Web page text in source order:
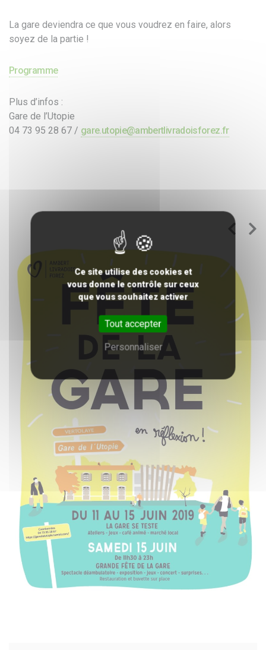
La gare deviendra ce que vous voudrez en faire, alors
soyez de la partie !
Programme
Plus d’infos :
Gare de l’Utopie
04 73 95 28 67 / gare.utopie@ambertlivradoisforez.fr
Ce site utilise des cookies et
vous donne le contrôle sur ceux
que vous souhaitez activer
Tout accepter
Personnaliser